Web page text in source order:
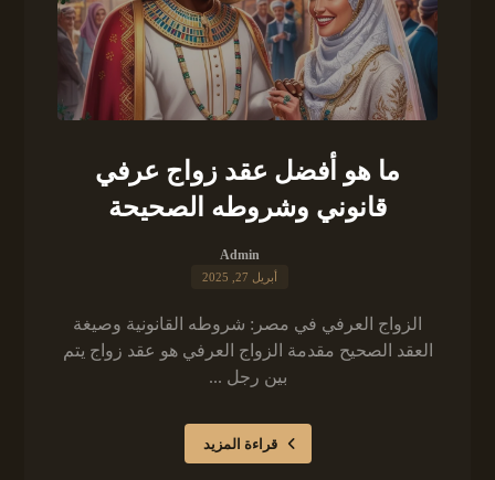
ما هو أفضل عقد زواج عرفي
قانوني وشروطه الصحيحة
Admin
أبريل 27, 2025
الزواج العرفي في مصر: شروطه القانونية وصيغة
العقد الصحيح مقدمة الزواج العرفي هو عقد زواج يتم
بين رجل ...
قراءة المزيد